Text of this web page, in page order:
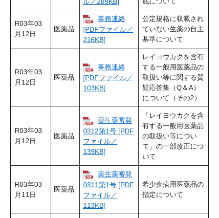
R03年03
月12日
医薬品
事務連絡
[PDFファイル／
216KB]
公定規格に収載され
ていない生薬の自主
基準について
R03年03
月12日
医薬品
事務連絡
[PDFファイル／
103KB]
レイヨウカクを含有
する一般用医薬品の
取扱い等に関する質
疑応答集（Q＆A）
について（その2）
R03年03
月12日
医薬品
薬生薬審発
0312第1号 [PDF
ファイル／
139KB]
「レイヨウカクを含
有する一般用医薬品
の取扱い等につい
て」の一部改正につ
いて
R03年03
月11日
医薬品
薬生薬審発
0311第1号 [PDF
ファイル／
113KB]
希少疾病用医薬品の
指定について